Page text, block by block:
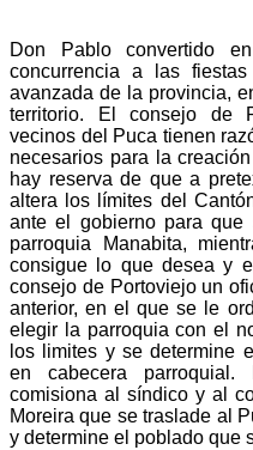
Don Pablo convertido
concurrencia a las
avanzada de la provincia,
territorio. El consejo de
vecinos del Puca tienen
necesarios para la
hay reserva de que a
altera los límites del
ante el gobierno para
parroquia Manabita,
consigue lo que desea y
consejo de Portoviejo un
anterior, en el que se le
elegir la parroquia con el
los limites y se determine
en cabecera
comisiona al síndico y al
Moreira que se traslade al
y determine el poblado que